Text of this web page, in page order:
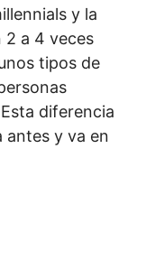
y la
2 a 4 veces
tipos de
diferencia
antes y va en